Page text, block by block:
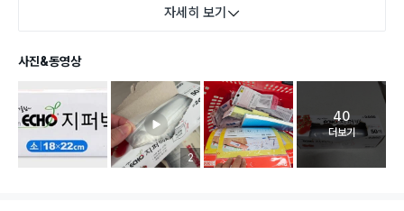
자세히 보기
사진&동영상
리뷰 이미지 등록 개수
2
고객 리뷰
40
더보기